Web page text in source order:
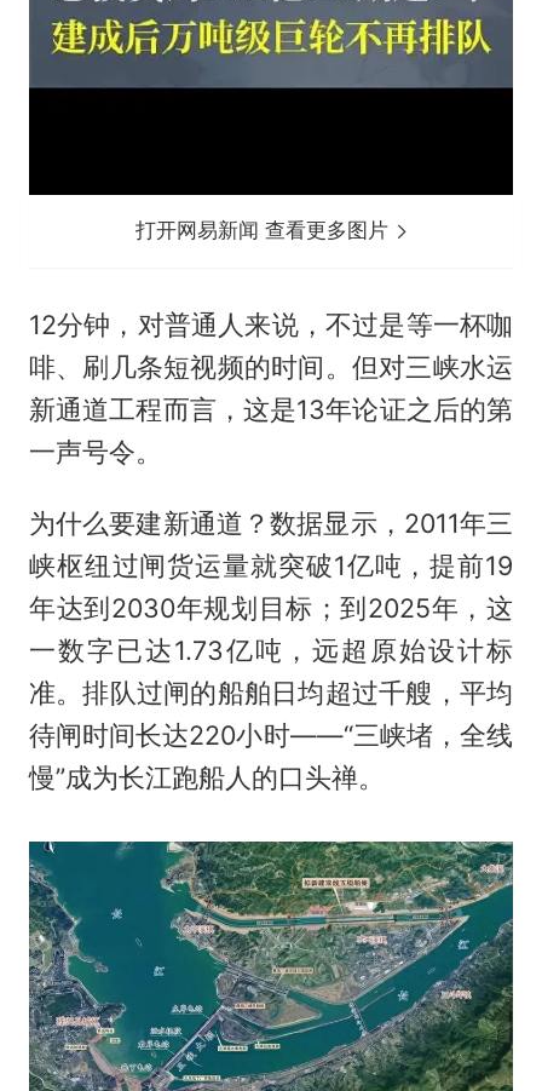
打开网易新闻 查看更多图片
12分钟，对普通人来说，不过是等一杯咖
啡、刷几条短视频的时间。但对三峡水运
新通道工程而言，这是13年论证之后的第
一声号令。
为什么要建新通道？数据显示，2011年三
峡枢纽过闸货运量就突破1亿吨，提前19
年达到2030年规划目标；到2025年，这
一数字已达1.73亿吨，远超原始设计标
准。排队过闸的船舶日均超过千艘，平均
待闸时间长达220小时——“三峡堵，全线
慢”成为长江跑船人的口头禅。